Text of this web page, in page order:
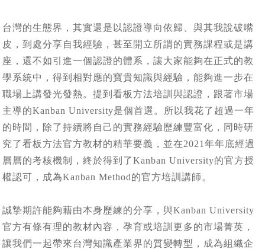
台灣的生態界，其實還是以認證導向依歸、與其我說破嘴
皮，到處分享自我經驗，甚至開立所謂的實務課程或是講
座，還不如引進一個認證的體系，讓大家能夠在正式的教
學系統中，得到相對應的寶貴知識與經驗，能夠進一步在
職場上講發光發熱。提到看板方法培訓與認證，跟著市場
主導的Kanban University是個首選。所以我花了超過一年
的時間，除了持續將自己的實務經驗歷練豐富化，同時研
究了看板方法官方教材的精華要義，並在2021年年底經過
層層的考核機制，終於得到了Kanban University的官方授
權認可，成為Kanban Method的官方培訓講師。
誠摯期許能夠藉由本身歷練的分享，與Kanban University
官方有條有理的教材內容，孕育或培訓更多的市場菁英，
讓我們一起帶來台灣知識產業界的質變轉型，成為組織企